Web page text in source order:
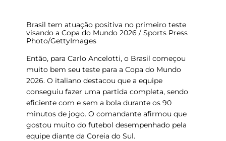
Brasil tem atuação positiva no primeiro teste
visando a Copa do Mundo 2026 / Sports Press
Photo/GettyImages
Então, para Carlo Ancelotti, o Brasil começou
muito bem seu teste para a Copa do Mundo
2026. O italiano destacou que a equipe
conseguiu fazer uma partida completa, sendo
eficiente com e sem a bola durante os 90
minutos de jogo. O comandante afirmou que
gostou muito do futebol desempenhado pela
equipe diante da Coreia do Sul.